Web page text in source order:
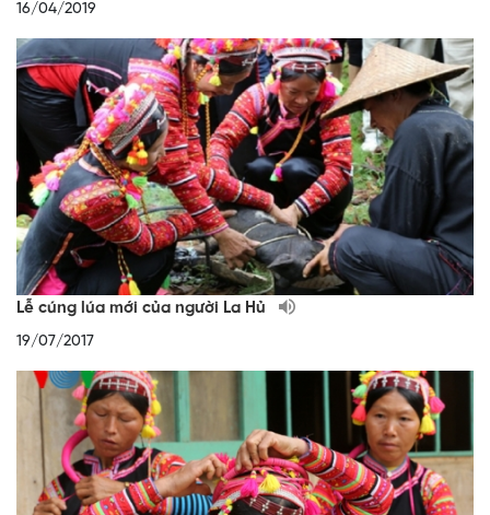
16/04/2019
Lễ cúng lúa mới của người La Hủ
19/07/2017